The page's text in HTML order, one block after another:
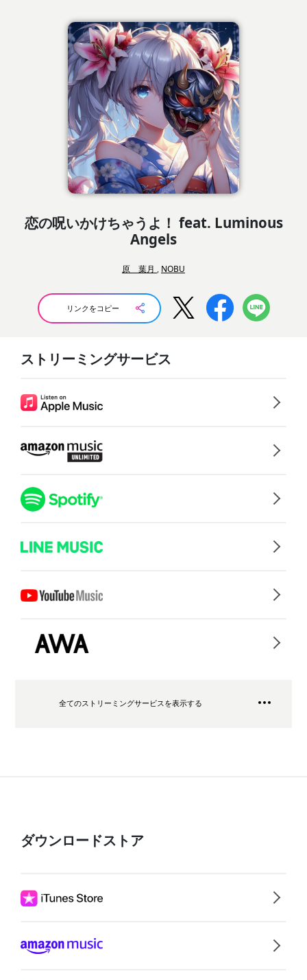
恋の呪いかけちゃうよ！ feat. Luminous
Angels
原 葉月 , NOBU
リンクをコピー
ストリーミングサービス
全てのストリーミングサービスを表示する
ダウンロードストア